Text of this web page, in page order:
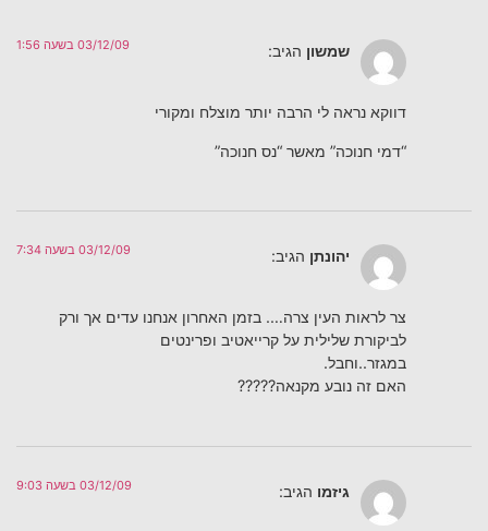
שמשון הגיב: 03/12/09 בשעה 1:56
דווקא נראה לי הרבה יותר מוצלח ומקורי
“דמי חנוכה” מאשר “נס חנוכה”
יהונתן הגיב: 03/12/09 בשעה 7:34
צר לראות העין צרה…. בזמן האחרון אנחנו עדים אך ורק
לביקורת שלילית על קרייאטיב ופרינטים
במגזר..וחבל.
האם זה נובע מקנאה?????
גיזמו הגיב: 03/12/09 בשעה 9:03